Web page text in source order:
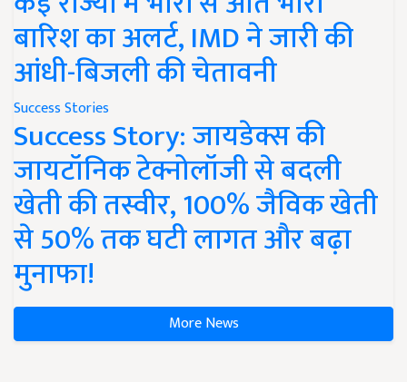
बारिश का अलर्ट, IMD ने जारी की
आंधी-बिजली की चेतावनी
Success Stories
Success Story: जायडेक्स की
जायटॉनिक टेक्नोलॉजी से बदली
खेती की तस्वीर, 100% जैविक खेती
से 50% तक घटी लागत और बढ़ा
मुनाफा!
More News